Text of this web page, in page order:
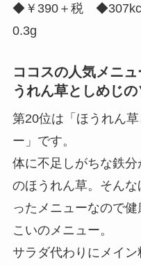
◆￥390＋税
0.3g
ココスの人気メニ
うれん草としめじの
第20位は「ほうれん
ー」です。
体に不足しがちな鉄
のほうれん草。そん
ったメニューなので
こいのメニュー。
サラダ代わりにメイ